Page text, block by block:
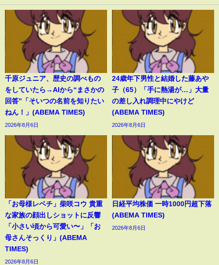
千原ジュニア、歴史の調べもの
をしていたら→AIから“まさかの
回答”「そいつの名前を知りたい
ねん！」(ABEMA TIMES)
2026年8月6日
24歳年下男性と結婚した藤あや
子（65）「手に熱湯が…」大量
の差し入れ調理中にやけど
(ABEMA TIMES)
2026年8月6日
「お母様レベチ」柴咲コウ 貴重
な家族の顔出しショットに反響
「小さい頃から可愛い〜」「お
母さんそっくり」(ABEMA
TIMES)
2026年8月6日
日経平均株価 一時1000円超下落
(ABEMA TIMES)
2026年8月6日